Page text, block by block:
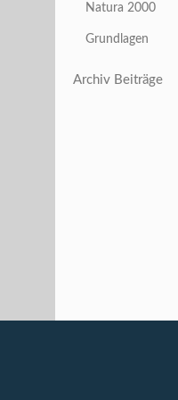
Natura 2000
Grundlagen
Archiv Beiträge